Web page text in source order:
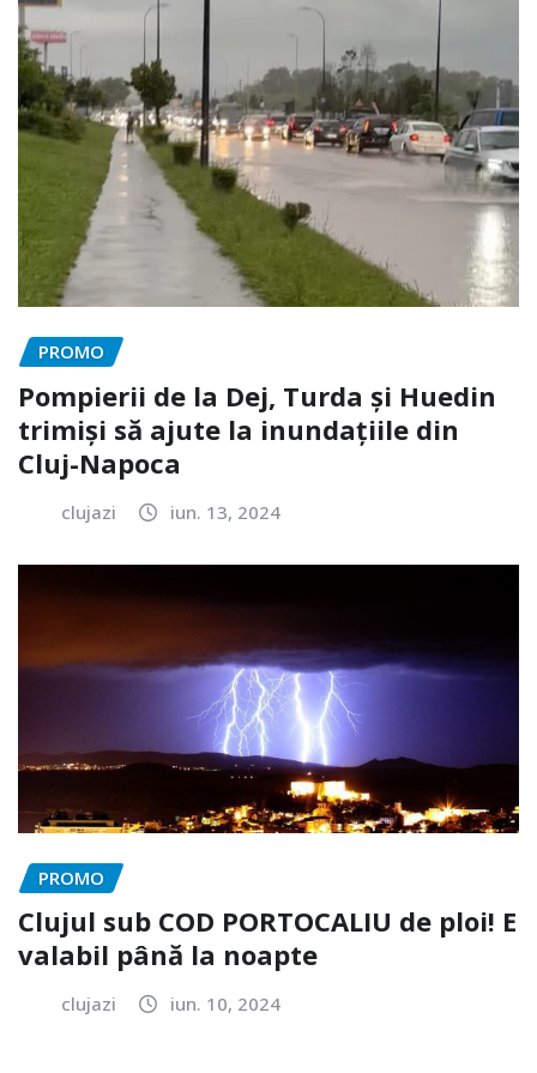
PROMO
Pompierii de la Dej, Turda și Huedin
trimiși să ajute la inundațiile din
Cluj-Napoca
clujazi iun. 13, 2024
PROMO
Clujul sub COD PORTOCALIU de ploi! E
valabil până la noapte
clujazi iun. 10, 2024